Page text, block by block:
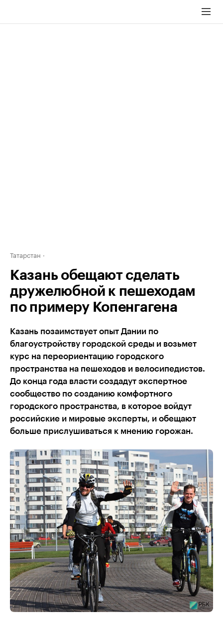
Татарстан
Казань обещают сделать
дружелюбной к пешеходам
по примеру Копенгагена
Казань позаимствует опыт Дании по
благоустройству городской среды и возьмет
курс на переориентацию городского
пространства на пешеходов и велосипедистов.
До конца года власти создадут экспертное
сообщество по созданию комфортного
городского пространства, в которое войдут
российские и мировые эксперты, и обещают
больше прислушиваться к мнению горожан.